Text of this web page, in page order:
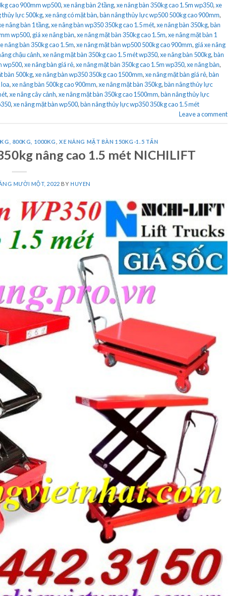
cao 900mm wp500,xe nâng bàn 2 tầng,xe nâng bàn 350kg cao 1.5m wp350,xe
thủy lực 500kg,xe nâng có mặt bàn,bàn nâng thủy lực wp500 500kg cao 900mm,
nâng bàn 1 tầng,xe nâng bàn wp350 350kg cao 1.5 mét,xe nâng bàn 350kg,bàn
wp500, giá xe nâng bàn,xe nâng mặt bàn 350kg cao 1.5m,xe nâng mặt bàn 1
nâng bàn 350kg cao 1.5m,xe nâng mặt bàn wp500 500kg cao 900mm, giá xe nâng
chậu cảnh,xe nâng mặt bàn 350kg cao 1.5 mét wp350,xe nâng bàn 500kg,bàn
wp500,xe nâng bàn giá rẻ,xe nâng mặt bàn 350kg cao 1.5m wp350,xe nâng bàn,
bàn 500kg,xe nâng bàn wp350 350kg cao 1500mm,xe nâng mặt bàn giá rẻ,bàn
,xe nâng bàn 500kg cao 900mm,xe nâng mặt bàn 350kg,bàn nâng thủy lực
,xe nâng cây cảnh,xe nâng mặt bàn 350kg cao 1500mm,bàn nâng thủy lực
,xe nâng mặt bàn wp500,bàn nâng thủy lực wp350 350kg cao 1.5 mét
Leave a comment
800KG, 1000KG ,XE NÂNG MẶT BÀN 150KG-1.5 TẤN
nâng cao 1.5 mét NICHILIFT
MƯỜI MỘT, 2022 BY HUYEN